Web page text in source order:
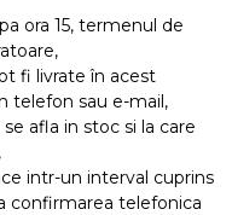
ora 15, termenul de
fi livrate în acest
telefon sau e-mail,
afla in stoc si la care
intr-un interval cuprins
confirmarea telefonica